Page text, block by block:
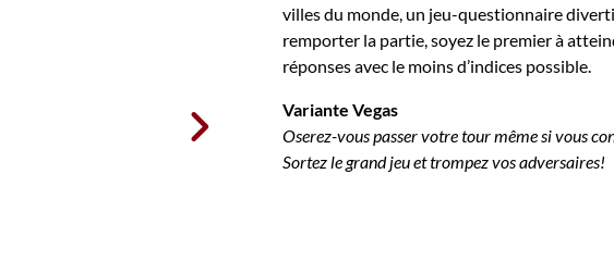

villes du monde, un jeu-questionnaire
remporter la partie, soyez le premier à
réponses avec le moins d’indices possible.
Variante Vegas
Oserez-vous passer votre tour même si vous
Sortez le grand jeu et trompez vos adversaires!